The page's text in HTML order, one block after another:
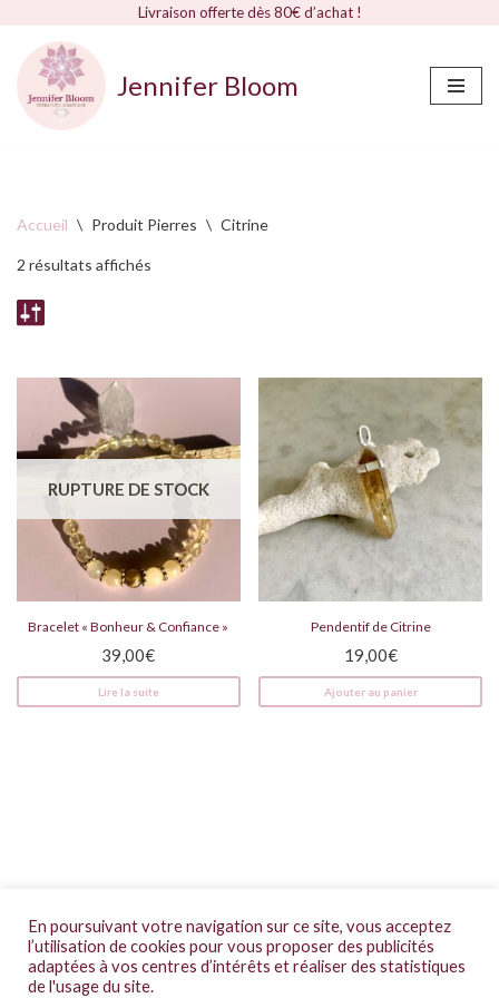
Livraison offerte dès 80€ d’achat !
Aller
au
Jennifer Bloom
Accueil \ Produit Pierres \ Citrine
2 résultats affichés
RUPTURE DE STOCK
Bracelet « Bonheur & Confiance »
39,00€
Lire la suite
Pendentif de Citrine
19,00€
Ajouter au panier
Mentions légales
FAQs
En poursuivant votre navigation sur ce site, vous acceptez
l’utilisation de cookies pour vous proposer des publicités
adaptées à vos centres d’intérêts et réaliser des statistiques
de l'usage du site.